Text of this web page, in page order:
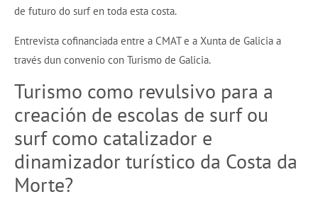
de futuro do surf en toda esta costa.
Entrevista cofinanciada entre a CMAT e a Xunta de Galicia a
través dun convenio con Turismo de Galicia.
Turismo como revulsivo para a
creación de escolas de surf ou
surf como catalizador e
dinamizador turístico da Costa da
Morte?